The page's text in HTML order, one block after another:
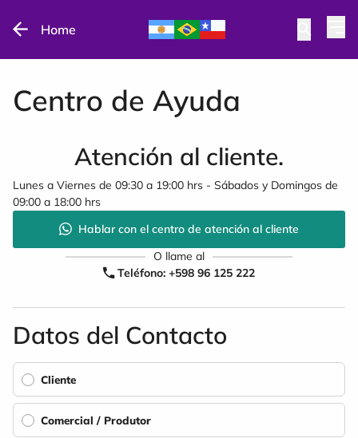
Home
Centro de Ayuda
Datos del Contacto
Cliente
Comercial / Produtor
Atención al cliente.
Lunes a Viernes de 09:30 a 19:00 hrs - Sábados y Domingos de
09:00 a 18:00 hrs
Hablar con el centro de atención al cliente
O llame al
Teléfono: +598 96 125 222